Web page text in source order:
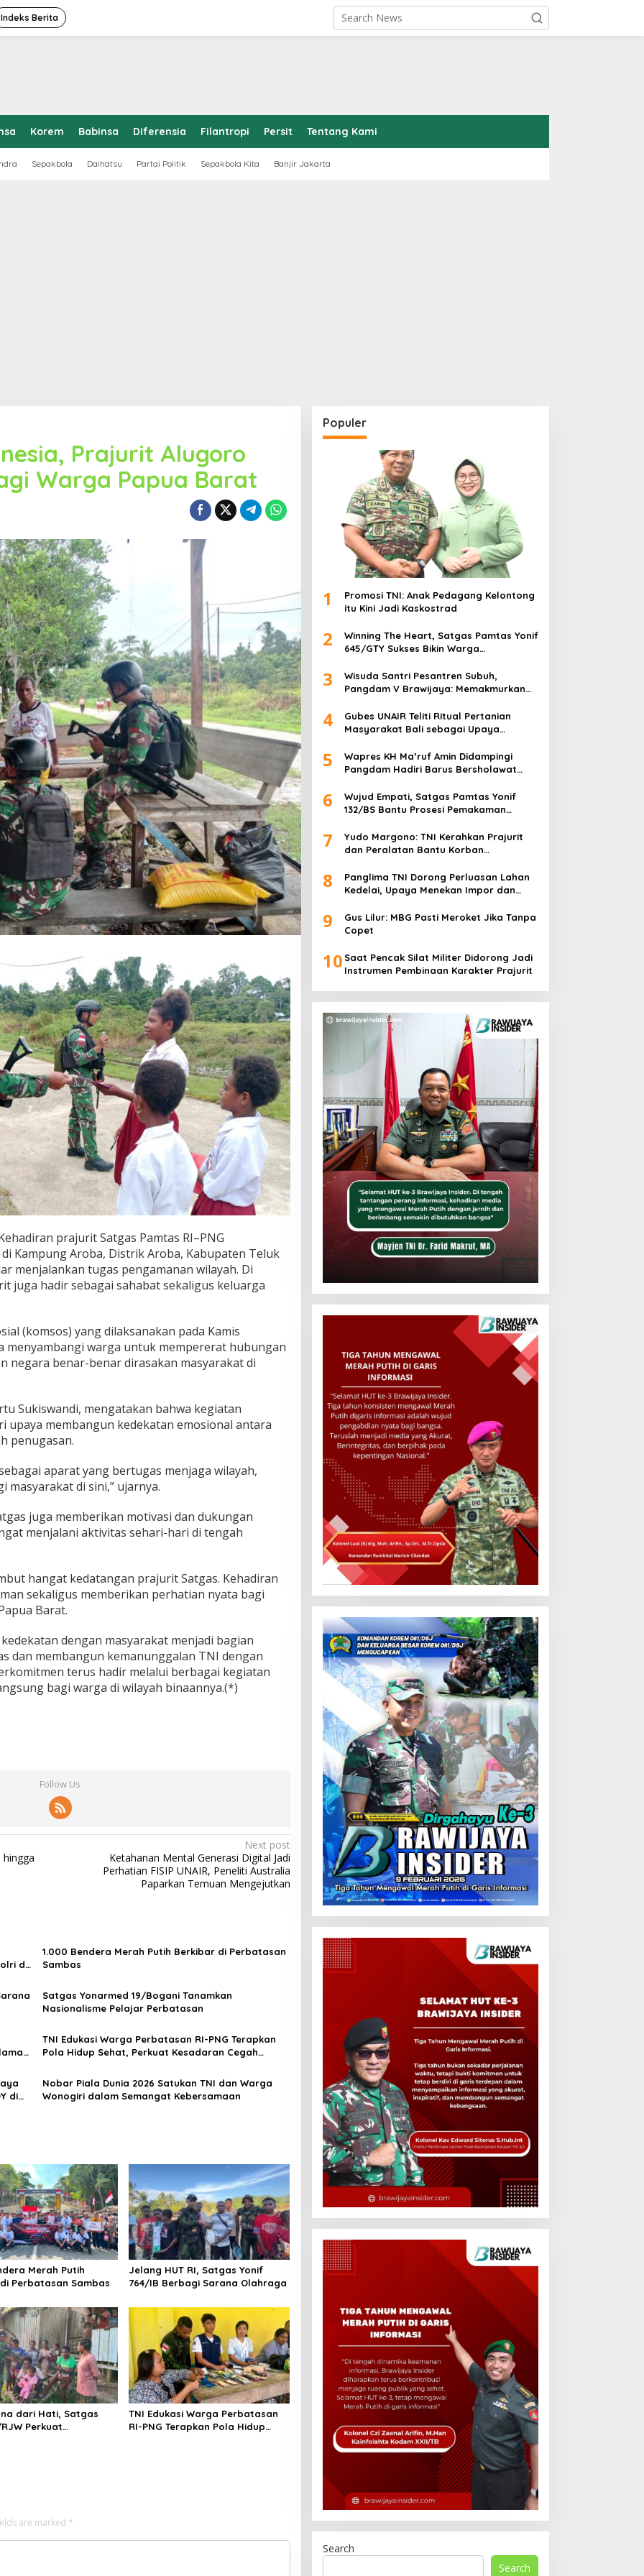
Indeks Berita
Korem Babinsa Diferensia Filantropi Persit Tentang Kami
Sepakbola Daihatsu Partai Politik Sepakbola Kita Banjir Jakarta
Prajurit Alugoro
Warga Papua Barat
prajurit Satgas Pamtas RI–PNG
Kampung Aroba, Distrik Aroba, Kabupaten Teluk
menjalankan tugas pengamanan wilayah. Di
juga hadir sebagai sahabat sekaligus keluarga
(komsos) yang dilaksanakan pada Kamis
menyambangi warga untuk mempererat hubungan
negara benar-benar dirasakan masyarakat di
Sukiswandi, mengatakan bahwa kegiatan
upaya membangun kedekatan emosional antara
penugasan.
aparat yang bertugas menjaga wilayah,
masyarakat di sini,” ujarnya.
juga memberikan motivasi dan dukungan
menjalani aktivitas sehari-hari di tengah
hangat kedatangan prajurit Satgas. Kehadiran
sekaligus memberikan perhatian nyata bagi
Barat.
dengan masyarakat menjadi bagian
dan membangun kemanunggalan TNI dengan
terus hadir melalui berbagai kegiatan
bagi warga di wilayah binaannya.(*)
Follow Us
Next post
Ketahanan Mental Generasi Digital Jadi
Perhatian FISIP UNAIR, Peneliti Australia
Paparkan Temuan Mengejutkan
di
1.000 Bendera Merah Putih Berkibar di Perbatasan
Sambas
Satgas Yonarmed 19/Bogani Tanamkan
Nasionalisme Pelajar Perbatasan
TNI Edukasi Warga Perbatasan RI-PNG Terapkan
Pola Hidup Sehat, Perkuat Kesadaran Cegah
di
Nobar Piala Dunia 2026 Satukan TNI dan Warga
Wonogiri dalam Semangat Kebersamaan
Merah Putih
Perbatasan Sambas
Jelang HUT RI, Satgas Yonif
764/IB Berbagi Sarana Olahraga
dari Hati, Satgas
Perkuat
TNI Edukasi Warga Perbatasan
RI-PNG Terapkan Pola Hidup
are marked *
Populer
1
Promosi TNI: Anak Pedagang Kelontong
itu Kini Jadi Kaskostrad
2
Winning The Heart, Satgas Pamtas Yonif
645/GTY Sukses Bikin Warga
3
Wisuda Santri Pesantren Subuh,
Pangdam V Brawijaya: Memakmurkan
4
Gubes UNAIR Teliti Ritual Pertanian
Masyarakat Bali sebagai Upaya
5
Wapres KH Ma’ruf Amin Didampingi
Pangdam Hadiri Barus Bersholawat
6
Wujud Empati, Satgas Pamtas Yonif
132/BS Bantu Prosesi Pemakaman
7
Yudo Margono: TNI Kerahkan Prajurit
dan Peralatan Bantu Korban
8
Panglima TNI Dorong Perluasan Lahan
Kedelai, Upaya Menekan Impor dan
9
Gus Lilur: MBG Pasti Meroket Jika Tanpa
Copet
10 Saat Pencak Silat Militer Didorong Jadi
Instrumen Pembinaan Karakter Prajurit
Search
Search